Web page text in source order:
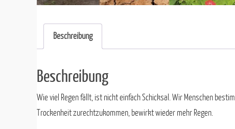
Beschreibung
Beschreibung
Wie viel Regen fällt, ist nicht einfach Schicksal. Wir Menschen
Trockenheit zurechtzukommen, bewirkt wieder mehr Regen.